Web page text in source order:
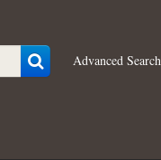
Advanced Search